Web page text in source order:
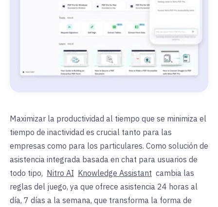
Maximizar la productividad al tiempo que se minimiza el
tiempo de inactividad es crucial tanto para las
empresas como para los particulares. Como solución de
asistencia integrada basada en chat para usuarios de
todo tipo, Nitro AI Knowledge Assistant cambia las
reglas del juego, ya que ofrece asistencia 24 horas al
día, 7 días a la semana, que transforma la forma de